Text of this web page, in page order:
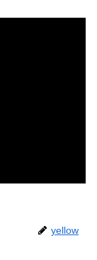
yellow